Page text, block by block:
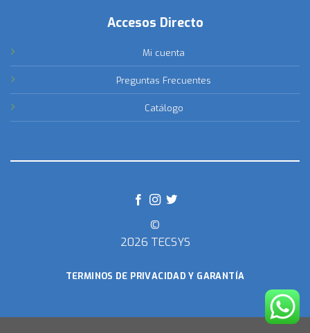
Accesos Directo
Mi cuenta
Preguntas Frecuentes
Catálogo
©
2026 TECSYS
TERMINOS DE PRIVACIDAD Y GARANTÍA